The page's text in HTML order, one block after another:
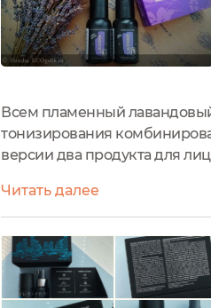
Всем пламенный
тонизирования
версии два продукта для
наклейкой от вскрытия.
Читать далее